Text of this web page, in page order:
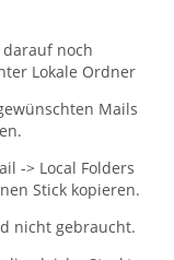
noch
Lokale Ordner
Mails
-> Local Folders
Stick kopieren.
nicht gebraucht.